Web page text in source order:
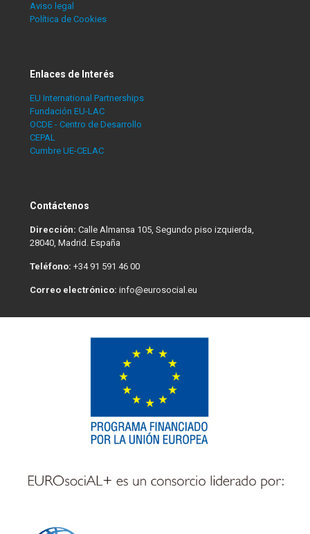
Aviso legal
Política de Cookies
Enlaces de Interés
EU International Partnerships
Fundación EU-LAC
OCDE - Centro de Desarrollo
CEPAL
Cumbre UE-CELAC
Contáctenos
Dirección: Calle Almansa 105, Segundo piso izquierda,
28040, Madrid. España
Teléfono: +34 91 591 46 00
Correo electrónico: info@eurosocial.eu